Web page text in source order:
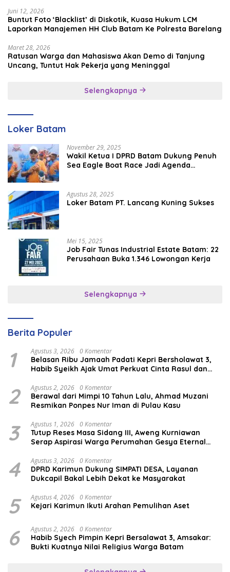
Juni 12, 2026
Buntut Foto ‘Blacklist’ di Diskotik, Kuasa Hukum LCM
Laporkan Manajemen HH Club Batam Ke Polresta Barelang
Maret 28, 2026
Ratusan Warga dan Mahasiswa Akan Demo di Tanjung
Uncang, Tuntut Hak Pekerja yang Meninggal
Selengkapnya
Loker Batam
November 29, 2025
Wakil Ketua I DPRD Batam Dukung Penuh
Sea Eagle Boat Race Jadi Agenda
Agustus 28, 2025
Loker Batam PT. Lancang Kuning Sukses
Mei 15, 2025
Job Fair Tunas Industrial Estate Batam: 22
Perusahaan Buka 1.346 Lowongan Kerja
Selengkapnya
Berita Populer
1 Agustus 3, 2026 0 Komentar
Belasan Ribu Jamaah Padati Kepri Bersholawat 3,
Habib Syeikh Ajak Umat Perkuat Cinta Rasul dan
2 Agustus 2, 2026 0 Komentar
Berawal dari Mimpi 10 Tahun Lalu, Ahmad Muzani
Resmikan Ponpes Nur Iman di Pulau Kasu
3 Agustus 1, 2026 0 Komentar
Tutup Reses Masa Sidang III, Aweng Kurniawan
Serap Aspirasi Warga Perumahan Gesya Eternal
4 Agustus 3, 2026 0 Komentar
DPRD Karimun Dukung SIMPATI DESA, Layanan
Dukcapil Bakal Lebih Dekat ke Masyarakat
5 Agustus 4, 2026 0 Komentar
Kejari Karimun Ikuti Arahan Pemulihan Aset
6 Agustus 2, 2026 0 Komentar
Habib Syech Pimpin Kepri Bersalawat 3, Amsakar:
Bukti Kuatnya Nilai Religius Warga Batam